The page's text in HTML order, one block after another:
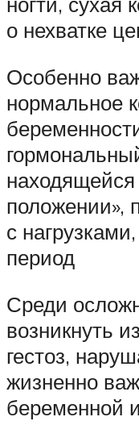
о нехватке
Особенно
нормальное
положении»,
с
период
Среди
возникнуть
гестоз,
жизненно
беременной